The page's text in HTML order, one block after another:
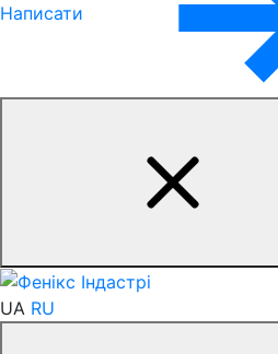
Написати
UA RU